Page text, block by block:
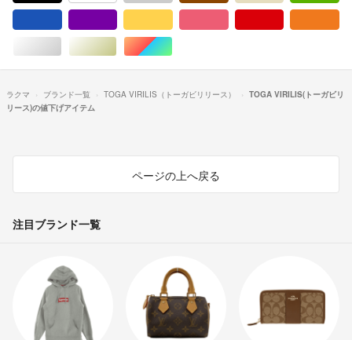
シルバー/銀色系ゴールド/金色系マルチカラー
ラクマ ブランド一覧 TOGA VIRILIS（トーガビリリース）
TOGA VIRILIS(トーガビリ
リース)の値下げアイテム
ページの上へ戻る
注目ブランド一覧